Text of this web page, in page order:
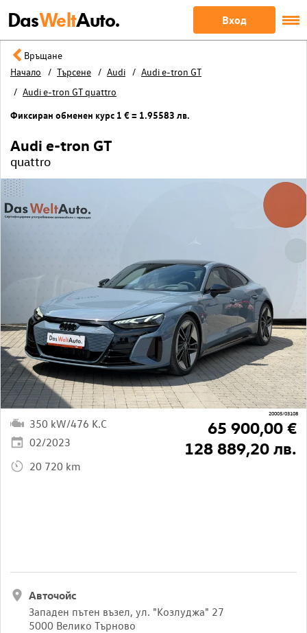
DasWeltAuto. Вход
Връщане
Начало
Търсене Audi
Audi e-tron GT
Audi e-tron GT quattro
Фиксиран обменен курс 1 € = 1.95583 лв.
20005/03108
Audi e-tron GT
quattro
350 kW/476 K.C
02/2023
20 720 km
65 900,00 €
128 889,20 лв.
Авточойс
Западен пътен възел, ул. "Козлуджа" 27
5000 Велико Търново